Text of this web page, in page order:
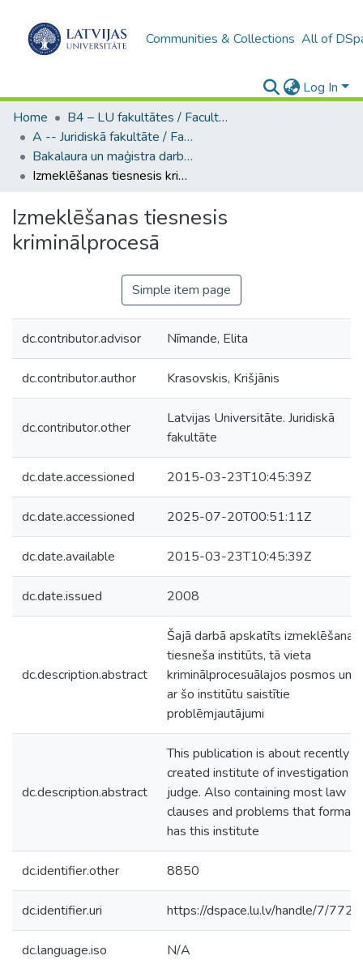
Communities & Collections All of
Log In
Home
B4 – LU fakultātes / Faculties of the UL
A -- Juridiskā fakultāte / Faculty of Law
Bakalaura un maģistra darbi (JF) / Bachelor's and Master's theses
Izmeklēšanas tiesnesis kriminālprocesā
Izmeklēšanas tiesnesis
kriminālprocesā
Simple item page
dc.contributor.advisor Nīmande, Elita
dc.contributor.author Krasovskis, Krišjānis
dc.contributor.other
Latvijas Universitāte. Juridiskā
fakultāte
dc.date.accessioned 2015-03-23T10:45:39Z
dc.date.accessioned 2025-07-20T00:51:11Z
dc.date.available 2015-03-23T10:45:39Z
dc.date.issued 2008
dc.description.abstract
Šajā darbā apskatīts izmeklēšanas
tiesneša institūts, tā vieta
kriminālprocesuālajos posmos un
ar šo institūtu saistītie
problēmjautājumi
dc.description.abstract
This publication is about recently
created institute of investigation
judge. Also containing most law
clauses and problems that formaly
has this institute
dc.identifier.other 8850
dc.identifier.uri https://dspace.lu.lv/handle/7/7720
dc.language.iso N/A